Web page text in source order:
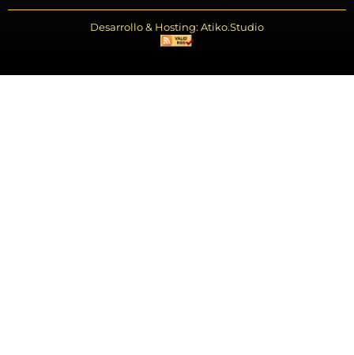
Desarrollo & Hosting: Atiko.Studio